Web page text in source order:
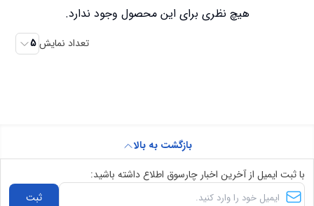
هیچ نظری برای این محصول وجود ندارد.
تعداد نمایش 5
بازگشت به بالا
با ثبت ایمیل از آخرین اخبار چارسوق اطلاع داشته باشید:
ثبت